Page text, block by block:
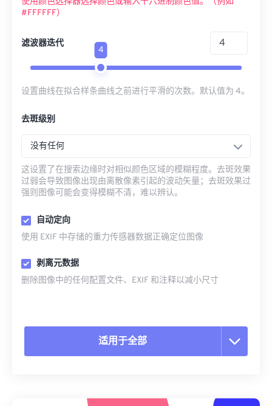
#FFFFFF）
滤波器迭代
4
设置曲线在拟合样条曲线之前进行平滑的次数。默认值为 4。
去斑级别
没有任何
这设置了在搜索边缘时对相似颜色区域的模糊程度。去斑效果
过弱会导致图像出现由离散像素引起的波动矢量；去斑效果过
强则图像可能会变得模糊不清，难以辨认。
自动定向
使用 EXIF 中存储的重力传感器数据正确定位图像
剥离元数据
删除图像中的任何配置文件、EXIF 和注释以减小尺寸
适用于全部
从预设应用